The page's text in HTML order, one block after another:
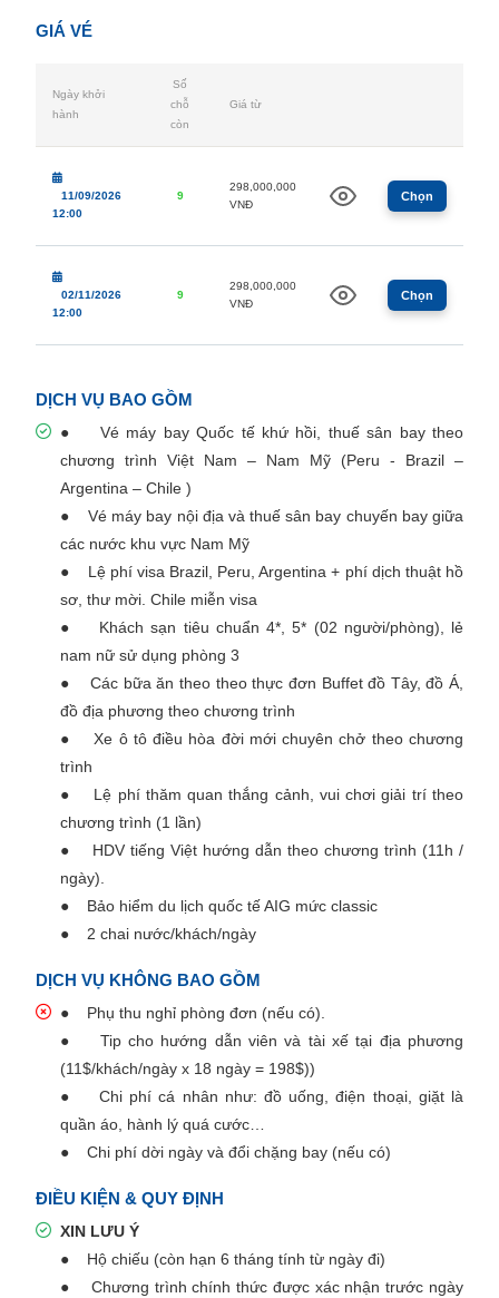
GIÁ VÉ
Ngày khởi
hành
Số
chỗ
còn
Giá từ
11/09/2026
12:00
9
298,000,000
VNĐ
Chọn
02/11/2026
12:00
9
298,000,000
VNĐ
Chọn
DỊCH VỤ BAO GỒM
● Vé máy bay Quốc tế khứ hồi, thuế sân bay theo
chương trình Việt Nam – Nam Mỹ (Peru - Brazil –
Argentina – Chile )
● Vé máy bay nội địa và thuế sân bay chuyến bay giữa
các nước khu vực Nam Mỹ
● Lệ phí visa Brazil, Peru, Argentina + phí dịch thuật hồ
sơ, thư mời. Chile miễn visa
● Khách sạn tiêu chuẩn 4*, 5* (02 người/phòng), lẻ
nam nữ sử dụng phòng 3
● Các bữa ăn theo theo thực đơn Buffet đồ Tây, đồ Á,
đồ địa phương theo chương trình
● Xe ô tô điều hòa đời mới chuyên chở theo chương
trình
● Lệ phí thăm quan thắng cảnh, vui chơi giải trí theo
chương trình (1 lần)
● HDV tiếng Việt hướng dẫn theo chương trình (11h /
ngày).
● Bảo hiểm du lịch quốc tế AIG mức classic
● 2 chai nước/khách/ngày
DỊCH VỤ KHÔNG BAO GỒM
● Phụ thu nghỉ phòng đơn (nếu có).
● Tip cho hướng dẫn viên và tài xế tại địa phương
(11$/khách/ngày x 18 ngày = 198$))
● Chi phí cá nhân như: đồ uống, điện thoại, giặt là
quần áo, hành lý quá cước…
● Chi phí dời ngày và đổi chặng bay (nếu có)
ĐIỀU KIỆN & QUY ĐỊNH
XIN LƯU Ý
● Hộ chiếu (còn hạn 6 tháng tính từ ngày đi)
● Chương trình chính thức được xác nhận trước ngày